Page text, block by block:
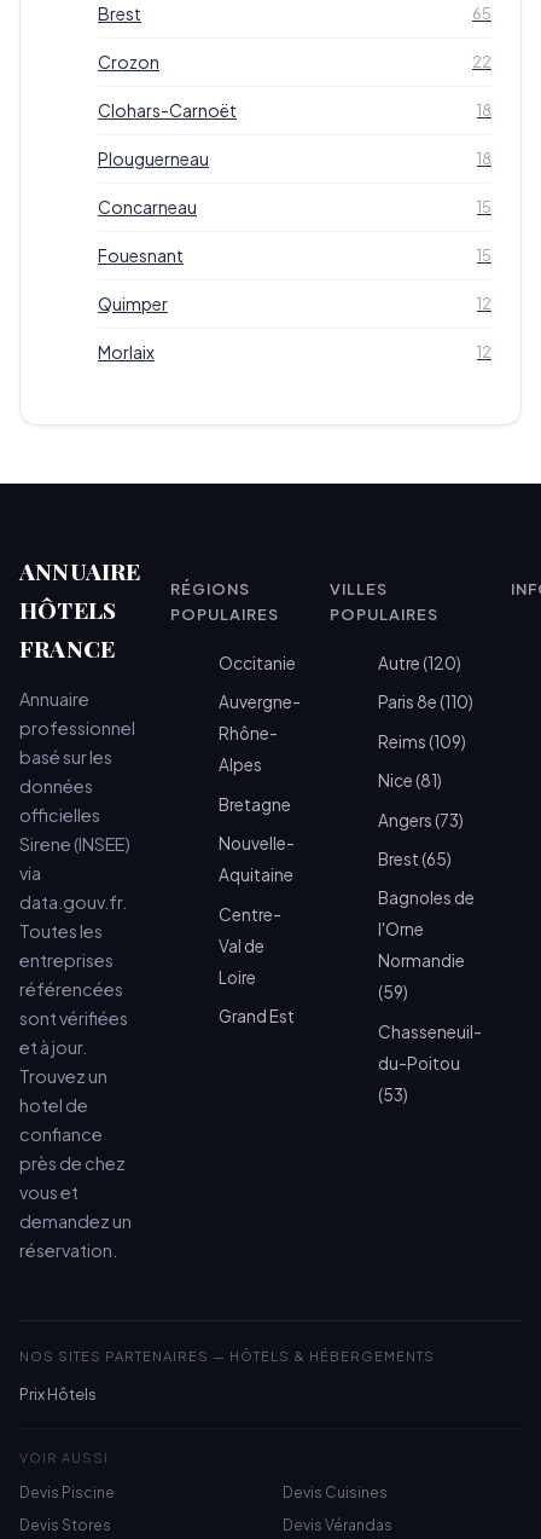
Brest 65
Crozon 22
Clohars-Carnoët 18
Plouguerneau 18
Concarneau 15
Fouesnant 15
Quimper 12
Morlaix 12
ANNUAIRE
HÔTELS
FRANCE
Annuaire
professionnel
basé sur les
données
officielles
Sirene (INSEE)
via
data.gouv.fr.
Toutes les
entreprises
référencées
sont vérifiées
et à jour.
Trouvez un
hotel de
confiance
près de chez
vous et
demandez un
réservation.
RÉGIONS
POPULAIRES
Occitanie
Auvergne-
Rhône-
Alpes
Bretagne
Nouvelle-
Aquitaine
Centre-
Val de
Loire
Grand Est
VILLES
POPULAIRES
Autre (120)
Paris 8e (110)
Reims (109)
Nice (81)
Angers (73)
Brest (65)
Bagnoles de
l'Orne
Normandie
(59)
Chasseneuil-
du-Poitou
(53)
NOS SITES PARTENAIRES — HÔTELS & HÉBERGEMENTS
Prix Hôtels
VOIR AUSSI
Devis Piscine
Devis Cuisines
Devis Stores
Devis Vérandas